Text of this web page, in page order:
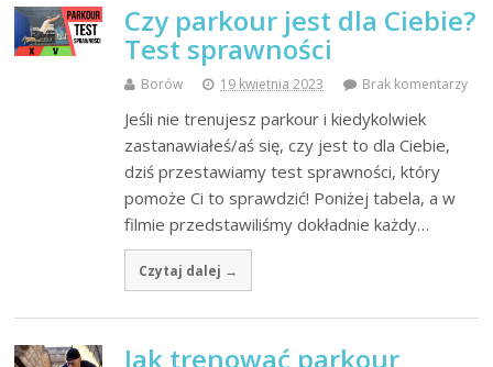
Czy parkour jest dla Ciebie?
Test sprawności
Borów 19 kwietnia 2023 Brak komentarzy
Jeśli nie trenujesz parkour i kiedykolwiek
zastanawiałeś/aś się, czy jest to dla Ciebie,
dziś przestawiamy test sprawności, który
pomoże Ci to sprawdzić! Poniżej tabela, a w
filmie przedstawiliśmy dokładnie każdy…
Czytaj dalej →
Jak trenować parkour